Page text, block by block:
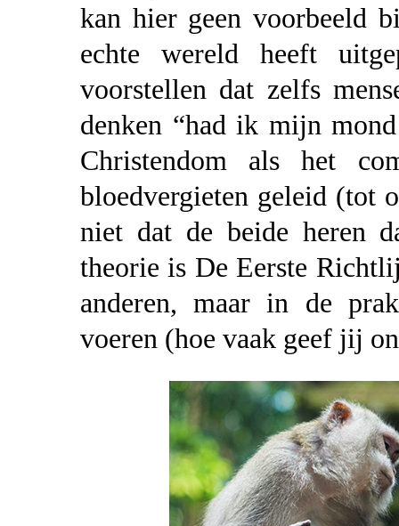
kan hier geen voorbeeld
echte wereld heeft
voorstellen dat zelfs
denken “had ik mijn
Christendom als het
bloedvergieten geleid (tot
niet dat de beide heren
theorie is De Eerste
anderen, maar in de
voeren (hoe vaak geef jij